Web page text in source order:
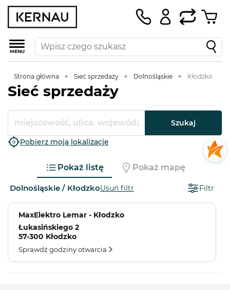
MENU
Strona główna Sieć sprzedaży Dolnośląskie Kłodzko
Sieć sprzedaży
Szukaj
Pobierz moją lokalizację
Pokaż listę Pokaż mapę
Dolnośląskie / KłodzkoUsuń filtr Filtr
MaxElektro Lemar - Kłodzko
Łukasińskiego 2
57-300 Kłodzko
Sprawdź godziny otwarcia